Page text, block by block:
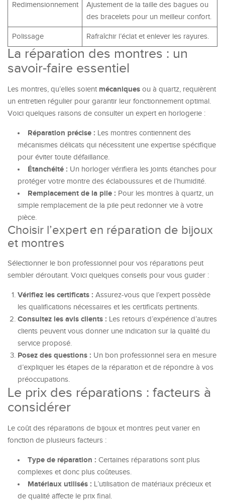
Redimensionnement
Ajustement de la taille des bagues ou
des bracelets pour un meilleur confort.
Polissage Rafraîchir l’éclat et enlever les rayures.
La réparation des montres : un
savoir-faire essentiel
Les montres, qu’elles soient mécaniques ou à quartz, requièrent
un entretien régulier pour garantir leur fonctionnement optimal.
Voici quelques raisons de consulter un expert en horlogerie :
Réparation précise : Les montres contiennent des
mécanismes délicats qui nécessitent une expertise spécifique
pour éviter toute défaillance.
Étanchéité : Un horloger vérifiera les joints étanches pour
protéger votre montre des éclaboussures et de l’humidité.
Remplacement de la pile : Pour les montres à quartz, un
simple remplacement de la pile peut redonner vie à votre
pièce.
Choisir l’expert en réparation de bijoux
et montres
Sélectionner le bon professionnel pour vos réparations peut
sembler déroutant. Voici quelques conseils pour vous guider :
Vérifiez les certificats : Assurez-vous que l’expert possède
les qualifications nécessaires et les certificats pertinents.
Consultez les avis clients : Les retours d’expérience d’autres
clients peuvent vous donner une indication sur la qualité du
service proposé.
Posez des questions : Un bon professionnel sera en mesure
d’expliquer les étapes de la réparation et de répondre à vos
préoccupations.
Le prix des réparations : facteurs à
considérer
Le coût des réparations de bijoux et montres peut varier en
fonction de plusieurs facteurs :
Type de réparation : Certaines réparations sont plus
complexes et donc plus coûteuses.
Matériaux utilisés : L’utilisation de matériaux précieux et
de qualité affecte le prix final.